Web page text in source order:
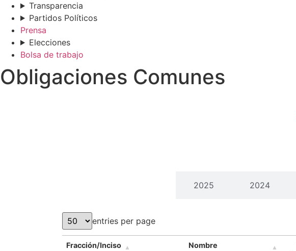
Transparencia
Partidos Políticos
Prensa
Elecciones
Bolsa de trabajo
Obligaciones Comunes
2025 2024
entries per page
Fracción/Inciso Nombre